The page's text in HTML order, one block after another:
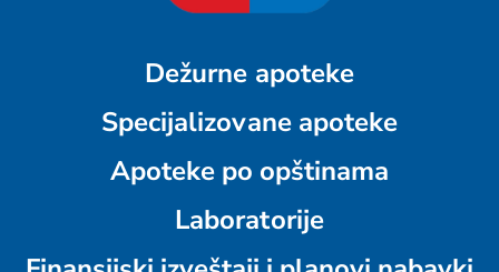
Dežurne apoteke
Specijalizovane apoteke
Apoteke po opštinama
Laboratorije